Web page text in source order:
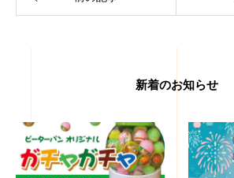
新着のお知らせ